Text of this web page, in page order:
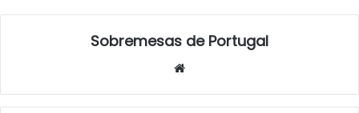
Sobremesas de Portugal